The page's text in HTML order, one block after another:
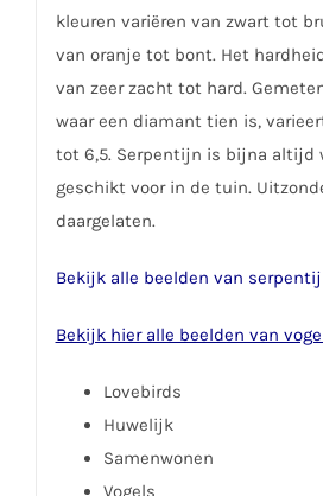
kleuren variëren van zwart tot
van oranje tot bont. Het
van zeer zacht tot hard.
waar een diamant tien is,
tot 6,5. Serpentijn is bijna altijd
geschikt voor in de tuin.
daargelaten.
Bekijk alle beelden van
Bekijk hier alle beelden van
Lovebirds
Huwelijk
Samenwonen
Vogels